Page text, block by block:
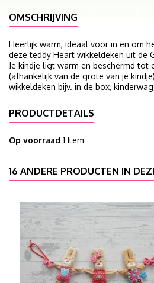
OMSCHRIJVING
Heerlijk warm, ideaal voor in en om
deze teddy Heart wikkeldeken uit de
Je kindje ligt warm en beschermd tot
(afhankelijk van de grote van je
wikkeldeken bijv. in de box,
PRODUCTDETAILS
Op voorraad 1 Item
16 ANDERE PRODUCTEN IN